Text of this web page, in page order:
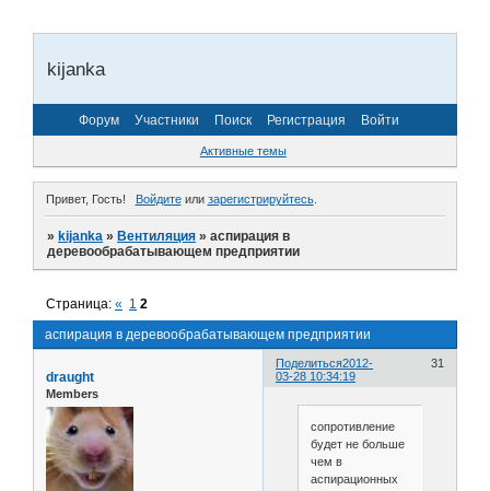
kijanka
Форум Участники Поиск Регистрация Войти
Активные темы
Привет, Гость! Войдитеили зарегистрируйтесь.
»kijanka »Вентиляция »аспирация в
деревообрабатывающем предприятии
аспирация в деревообрабатывающем предприятии
Страница:« 1 2
Поделиться 31
2012-
03-28 10:34:19
draught
Members
сопротивление
будет не больше
чем в
аспирационных